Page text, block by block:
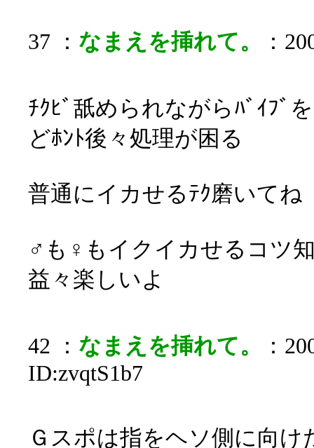
37 ： なまえを挿れて。 ：
ﾁｸﾋﾞ舐められながらﾊﾞｲﾌﾞ
どﾎﾝﾄ後々処理が困る
普通にイカせるﾃｸ磨いてね
♂も♀もイクイカせるコツ
益々楽しいよ
42 ： なまえを挿れて。
：
ID:zvqtS1b7
Ｇスポは指をヘソ側に向